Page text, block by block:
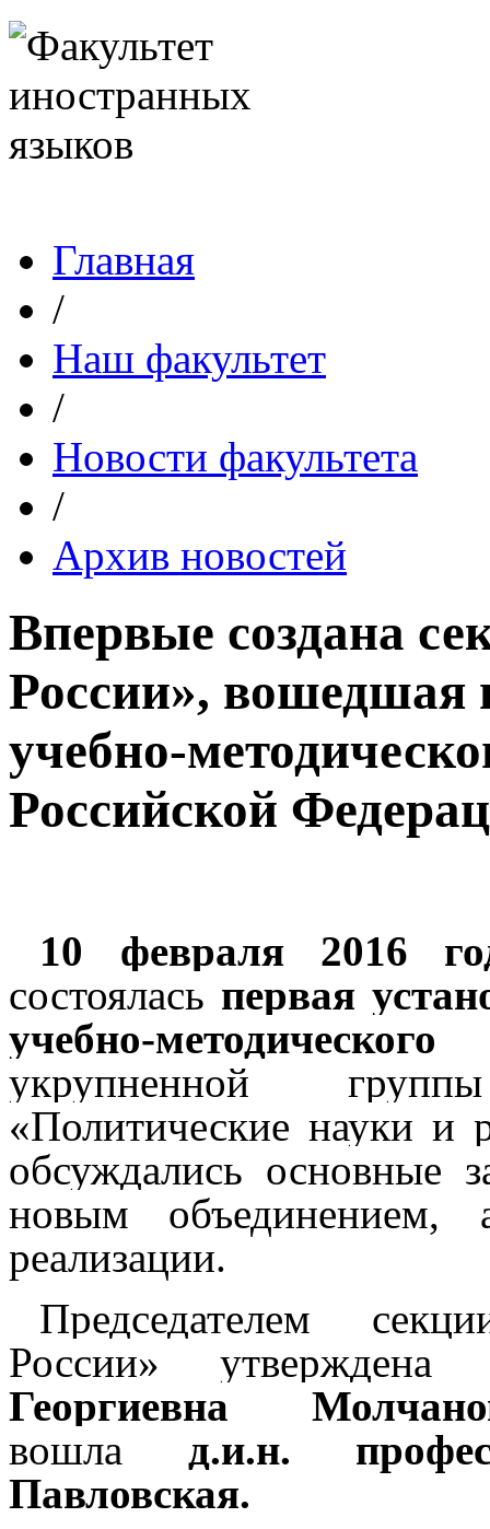
Главная
/
Наш факультет
/
Новости факультета
/
Архив новостей
Впервые создана
России», вошедшая
учебно-
Российской
10 февраля 2016
состоялась первая
учебно-
укрупненной
«Политические науки и
обсуждались основные
новым
реализации.
Председателем
России»
Георгиевна
вошла
д.и.н.
Павловская.